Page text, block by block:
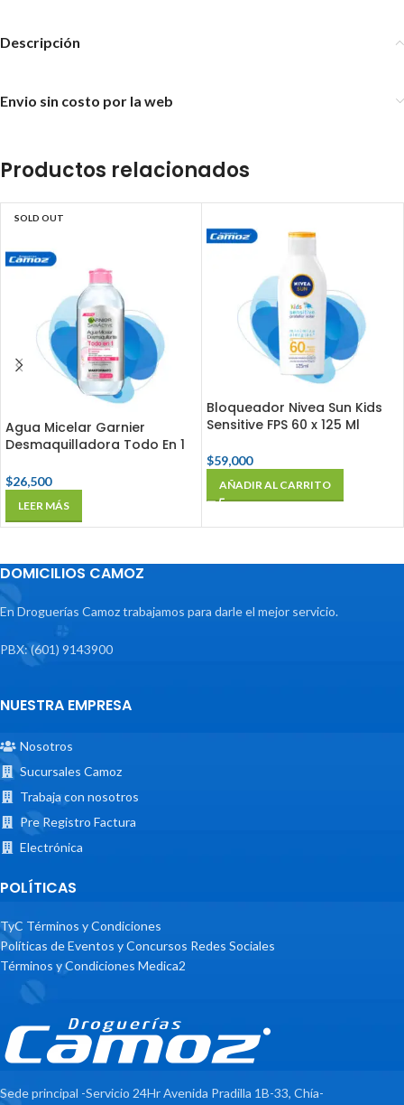
Descripción
Envio sin costo por la web
Productos relacionados
SOLD OUT
Agua Micelar Garnier
Desmaquilladora Todo En 1
$26,500
LEER MÁS
Bloqueador Nivea Sun Kids
Sensitive FPS 60 x 125 Ml
$59,000
AÑADIR AL CARRITO
DOMICILIOS CAMOZ
En Droguerías Camoz trabajamos para darle el mejor servicio.
PBX: (601) 9143900
NUESTRA EMPRESA
Nosotros
Sucursales Camoz
Trabaja con nosotros
Pre Registro Factura
Electrónica
POLÍTICAS
TyC Términos y Condiciones
Políticas de Eventos y Concursos Redes Sociales
Términos y Condiciones Medica2
Sede principal -Servicio 24Hr Avenida Pradilla 1B-33, Chía-